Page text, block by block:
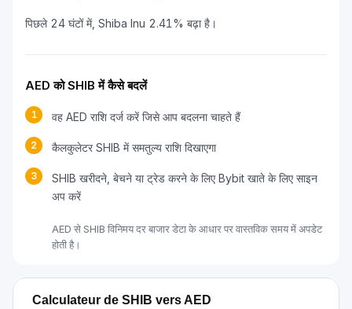
पिछले 24 घंटों में, Shiba Inu 2.41% बढ़ा है।
AED को SHIB में कैसे बदलें
1 वह AED राशि दर्ज करें जिसे आप बदलना चाहते हैं
2 कैलकुलेटर SHIB में समतुल्य राशि दिखाएगा
3
SHIB खरीदने, बेचने या ट्रेड करने के लिए Bybit खाते के लिए साइन
अप करें
AED से SHIB विनिमय दर बाजार डेटा के आधार पर वास्तविक समय में अपडेट
होती है।
Calculateur de SHIB vers AED